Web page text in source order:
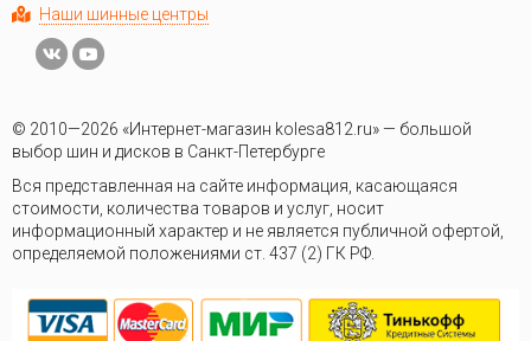
Наши шинные центры
© 2010—2026 «Интернет-магазин kolesa812.ru» — большой
выбор шин и дисков в Санкт-Петербурге
Вся представленная на сайте информация, касающаяся
стоимости, количества товаров и услуг, носит
информационный характер и не является публичной офертой,
определяемой положениями ст. 437 (2) ГК РФ.